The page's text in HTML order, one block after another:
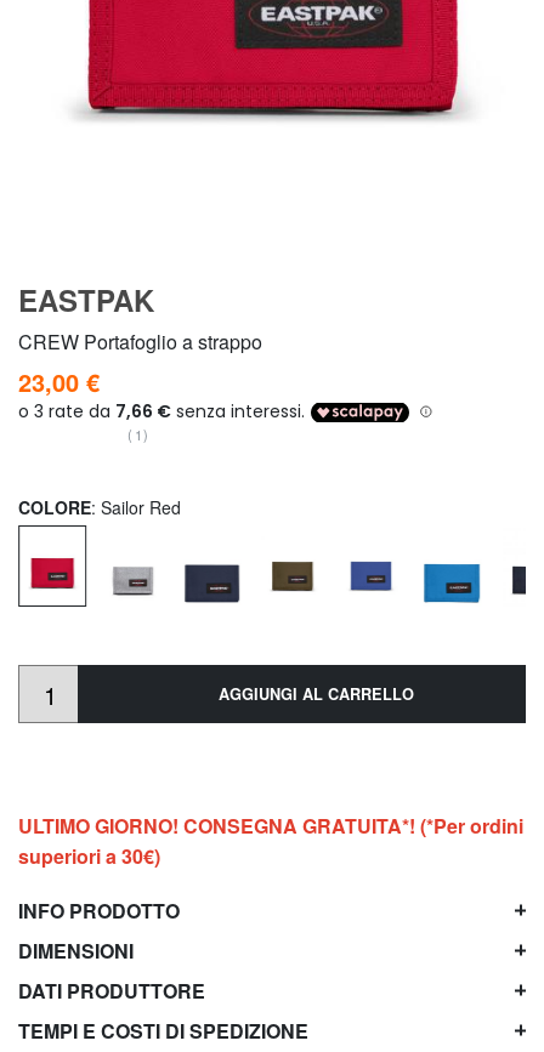
EASTPAK
CREW Portafoglio a strappo
23,00 €
(1)
COLORE: Sailor Red
AGGIUNGI AL CARRELLO
ULTIMO GIORNO! CONSEGNA GRATUITA*! (*Per ordini
superiori a 30€)
INFO PRODOTTO
DIMENSIONI
DATI PRODUTTORE
TEMPI E COSTI DI SPEDIZIONE